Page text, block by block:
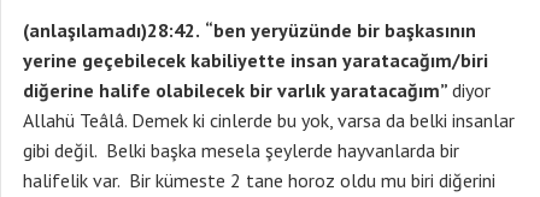
(anlaşılamadı)28:42. “ben yeryüzünde bir başkasının
yerine geçebilecek kabiliyette insan yaratacağım/biri
diğerine halife olabilecek bir varlık yaratacağım” diyor
Allahü Teâlâ. Demek ki cinlerde bu yok, varsa da belki insanlar
gibi değil. Belki başka mesela şeylerde hayvanlarda bir
halifelik var. Bir kümeste 2 tane horoz oldu mu biri diğerini